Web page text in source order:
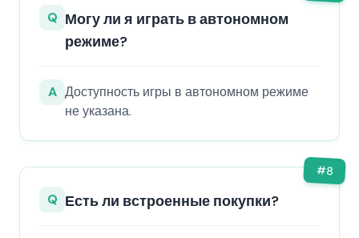
Q Могу ли я играть в автономном
режиме?
A Доступность игры в автономном режиме
не указана.
#8
Q Есть ли встроенные покупки?